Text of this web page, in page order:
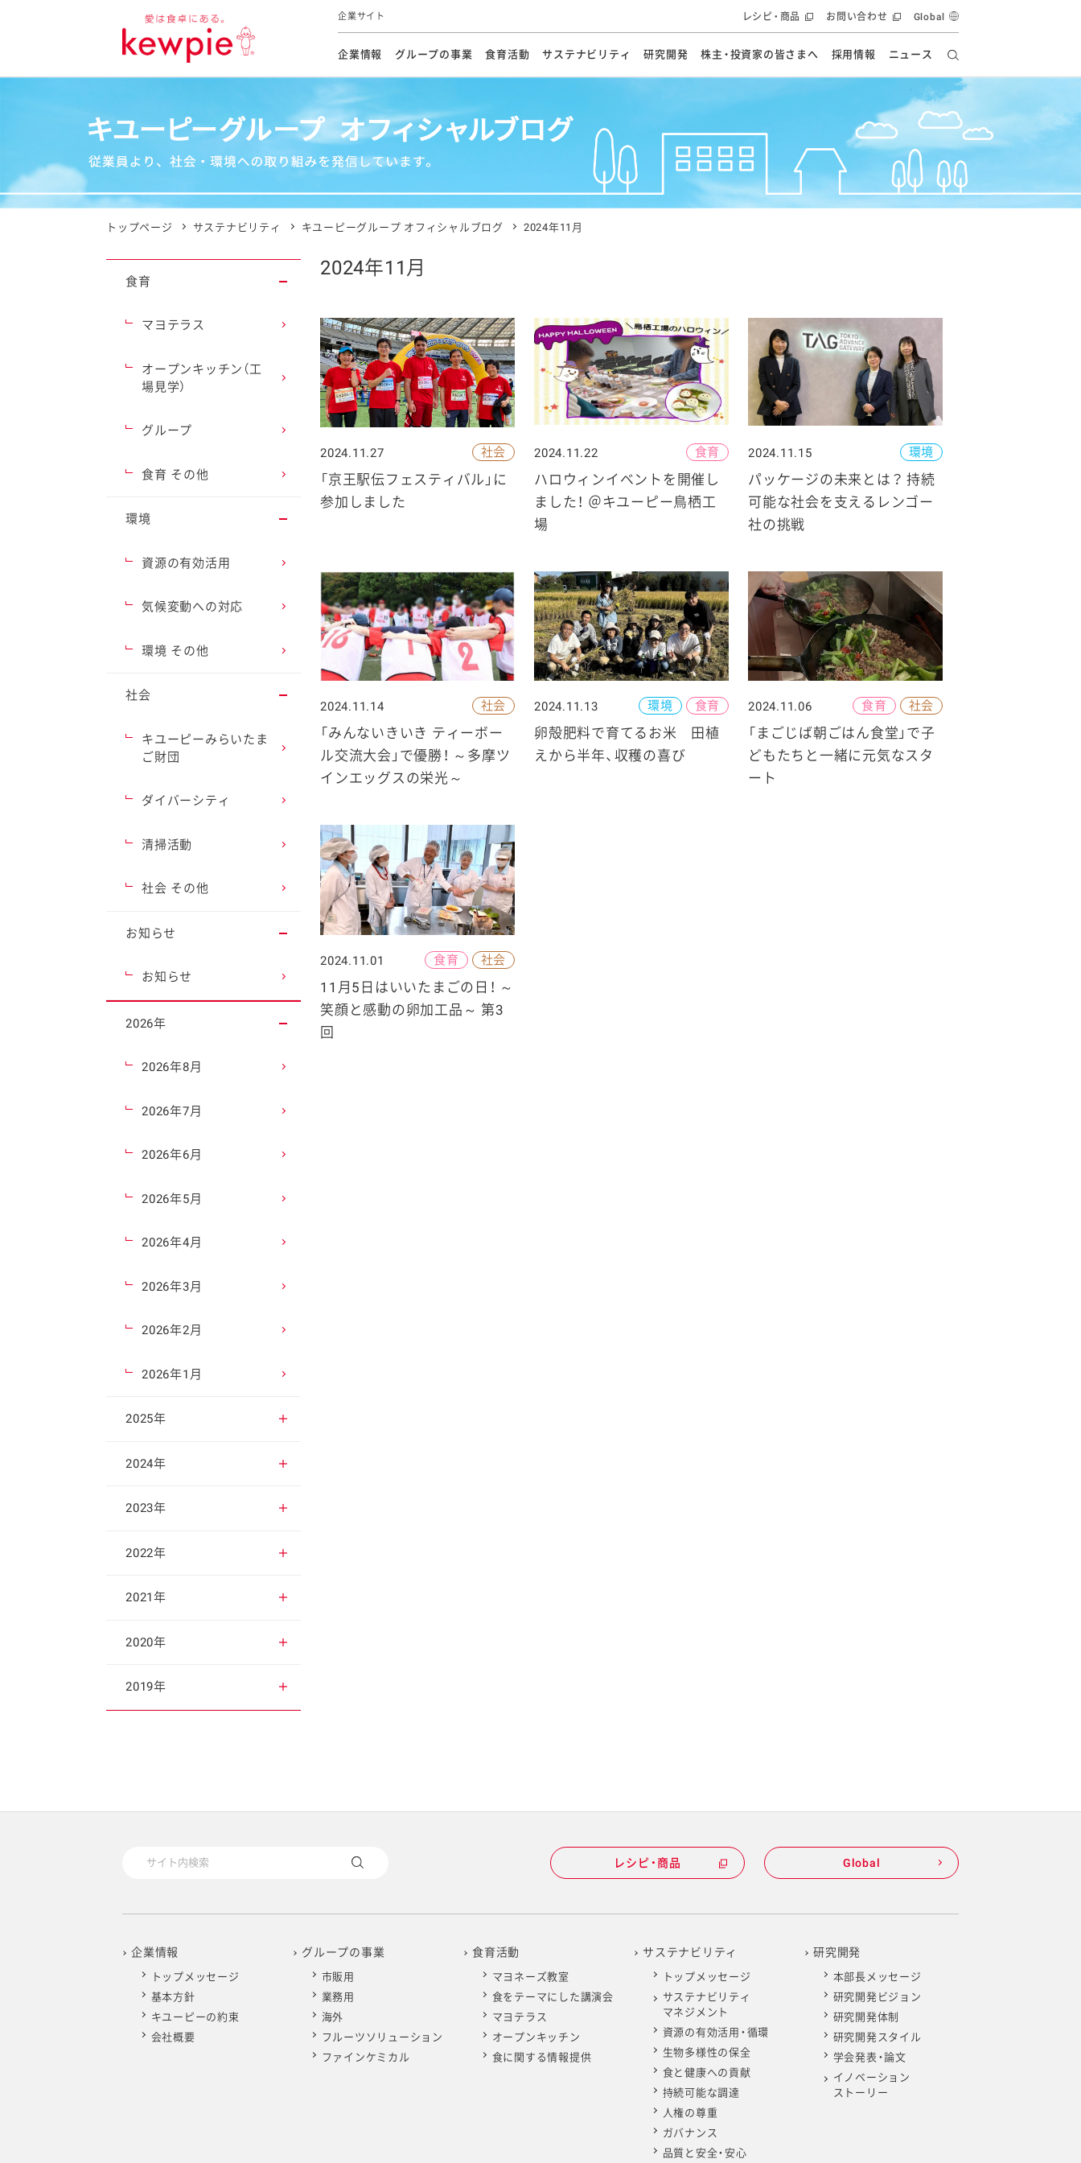
企業サイト
企業情報
トップメッセージ
グループの事業
市販用
ファインケミカル
食育活動
食育活動方針
食をテーマにした講演会 オープンキッチン（工場見学） マヨテラス（見学施設）
海外における食育活動 食に関する情報提供
オフィシャルブログ
サステナビリティ
トップメッセージ
気候変動への対応 生物多様性の保全 食と健康への貢献
持続可能な調達 ガバナンス
各種報告書
イニシアチブ・加盟団体 社会・環境活動の歴史
グループ各社の
統合報告書
研究開発
本部長メッセージ
技術ソリューション 研究開発スタイル 学会発表・論文 イノベーションストーリー
株主・投資家の皆さまへ
個人投資家の皆さまへ
IRライブラリ 株式情報 IRカレンダー
IRよくあるご質問 ディスクロージャーポリシー 電子公告 統合報告書
採用情報 ニュース
レシピ・商品
体験・エンタメ
お客様相談室 業務用商品 病院・施設用商品
お問い合わせ Global
2024年11月
社会
2024.11.27
「京王駅伝フェスティバル」に
参加しました
食育
2024.11.22
ハロウィンイベントを開催し
ました！ ＠キユーピー鳥栖工
場
環境
2024.11.15
パッケージの未来とは？ 持続
可能な社会を支えるレンゴー
社の挑戦
社会
2024.11.14
「みんないきいき ティーボー
ル交流大会」で優勝！ ～多摩ツ
インエッグスの栄光～
環境 食育
2024.11.13
卵殻肥料で育てるお米 田植
えから半年、収穫の喜び
食育 社会
2024.11.06
「まごじば朝ごはん食堂」で子
どもたちと一緒に元気なスタ
ート
食育 社会
2024.11.01
11月5日はいいたまごの日！ ～
笑顔と感動の卵加工品～ 第3
回
食育
マヨテラス
オープンキッチン（工
場見学）
グループ
食育 その他
環境
資源の有効活用
気候変動への対応
環境 その他
社会
キユーピーみらいたま
ご財団
ダイバーシティ
清掃活動
社会 その他
お知らせ
お知らせ
2026年
2026年8月
2026年7月
2026年6月
2026年5月
2026年4月
2026年3月
2026年2月
2026年1月
2025年
2025年12月
2025年11月
2025年10月
2025年9月
2025年8月
2025年7月
2025年4月
2025年3月
2025年1月
2024年
2024年12月
2024年11月
2024年10月
2024年9月
2024年8月
2024年5月
2024年4月
2024年2月
2024年1月
2023年
2023年12月
2023年11月
2023年10月
2023年9月
2023年6月
2023年5月
2023年3月
2023年2月
2023年1月
2022年
2022年12月
2022年11月
2022年10月
2022年7月
2022年6月
2022年4月
2022年3月
2022年2月
2021年
2021年12月
2021年11月
2021年7月
2021年5月
2021年4月
2021年3月
2020年
2020年12月
2020年8月
2020年6月
2020年5月
2020年4月
2019年
2019年9月
2019年7月
2019年6月
2019年5月
トップページ サステナビリティ キユーピーグループ オフィシャルブログ 2024年11月
レシピ・商品 Global
企業情報
トップメッセージ
基本方針
キユーピーの約束
会社概要
グループの事業
市販用
業務用
海外
フルーツソリューション
ファインケミカル
食育活動
マヨネーズ教室
食をテーマにした講演会
マヨテラス
オープンキッチン
食に関する情報提供
サステナビリティ
トップメッセージ
サステナビリティ
マネジメント
資源の有効活用・循環
生物多様性の保全
食と健康への貢献
持続可能な調達
人権の尊重
ガバナンス
品質と安全・安心
研究開発
本部長メッセージ
研究開発ビジョン
研究開発体制
研究開発スタイル
学会発表・論文
イノベーション
ストーリー